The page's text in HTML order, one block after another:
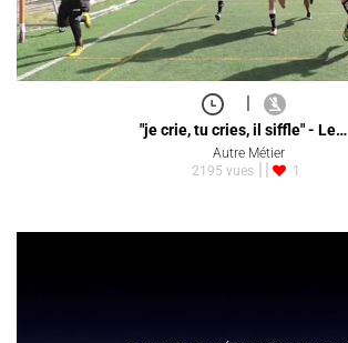
|
"je crie, tu cries, il siffle" - Le…
Autre Métier
2195 vues
1